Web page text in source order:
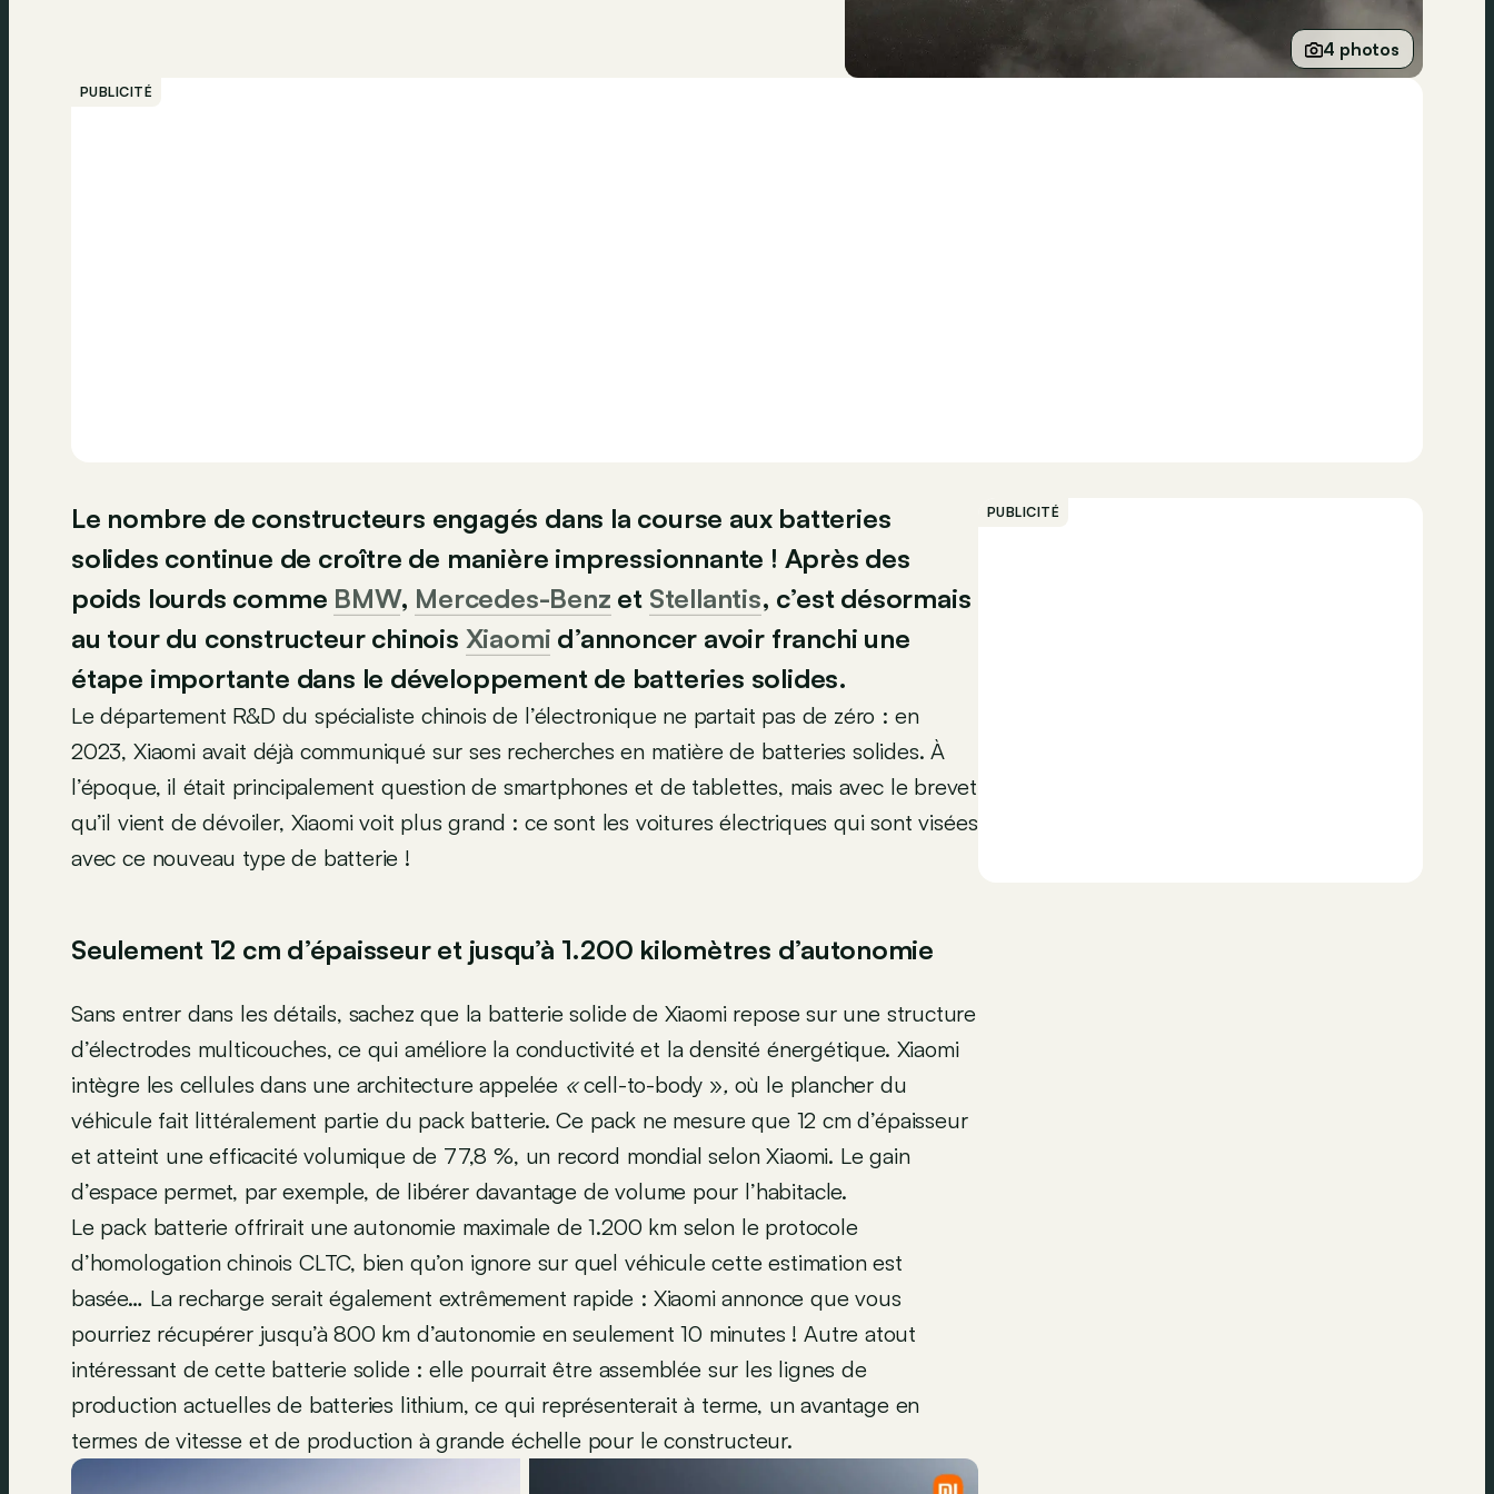
4 photos
PUBLICITÉ
Le nombre de constructeurs engagés dans la course aux batteries
solides continue de croître de manière impressionnante ! Après des
poids lourds comme BMW, Mercedes-Benz et Stellantis, c’est désormais
au tour du constructeur chinois Xiaomi d’annoncer avoir franchi une
étape importante dans le développement de batteries solides.
Le département R&D du spécialiste chinois de l’électronique ne partait pas de zéro : en
2023, Xiaomi avait déjà communiqué sur ses recherches en matière de batteries solides. À
l’époque, il était principalement question de smartphones et de tablettes, mais avec le brevet
qu’il vient de dévoiler, Xiaomi voit plus grand : ce sont les voitures électriques qui sont visées
avec ce nouveau type de batterie !
Seulement 12 cm d’épaisseur et jusqu’à 1.200 kilomètres d’autonomie
Sans entrer dans les détails, sachez que la batterie solide de Xiaomi repose sur une structure
d’électrodes multicouches, ce qui améliore la conductivité et la densité énergétique. Xiaomi
intègre les cellules dans une architecture appelée «cell-to-body », où le plancher du
véhicule fait littéralement partie du pack batterie. Ce pack ne mesure que 12 cm d’épaisseur
et atteint une efficacité volumique de 77,8 %, un record mondial selon Xiaomi. Le gain
d’espace permet, par exemple, de libérer davantage de volume pour l’habitacle.
Le pack batterie offrirait une autonomie maximale de 1.200 km selon le protocole
d’homologation chinois CLTC, bien qu’on ignore sur quel véhicule cette estimation est
basée… La recharge serait également extrêmement rapide : Xiaomi annonce que vous
pourriez récupérer jusqu’à 800 km d’autonomie en seulement 10 minutes ! Autre atout
intéressant de cette batterie solide : elle pourrait être assemblée sur les lignes de
production actuelles de batteries lithium, ce qui représenterait à terme, un avantage en
termes de vitesse et de production à grande échelle pour le constructeur.
PUBLICITÉ